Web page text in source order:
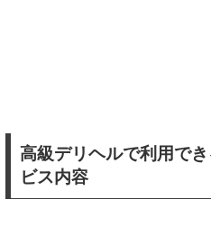
高級デリヘルで利用で
ビス内容